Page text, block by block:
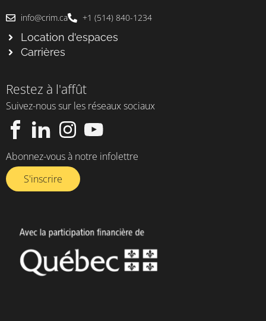
info@crim.ca +1 (514) 840-1234
Location d'espaces
Carrières
Restez à l'affût
Suivez-nous sur les réseaux sociaux
Abonnez-vous à notre infolettre​
S'inscrire